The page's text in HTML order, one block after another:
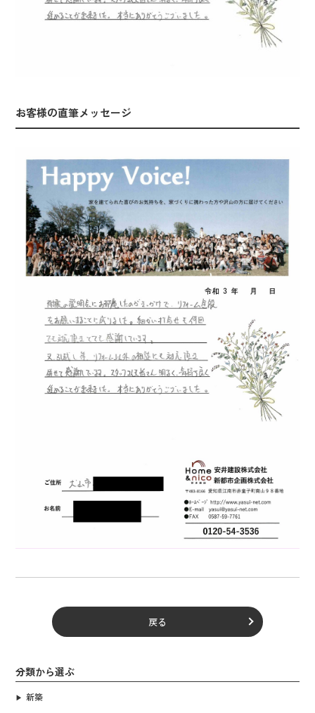
お客様の直筆メッセージ
戻る
分類から選ぶ
新築